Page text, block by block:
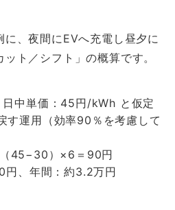
、夜間にEVへ充電し昼夕に
ト／シフト」の概算です。
中単価：45円/kWh と仮定
す運用（効率90％を考慮して
45−30）×6＝90円
、年間：約3.2万円